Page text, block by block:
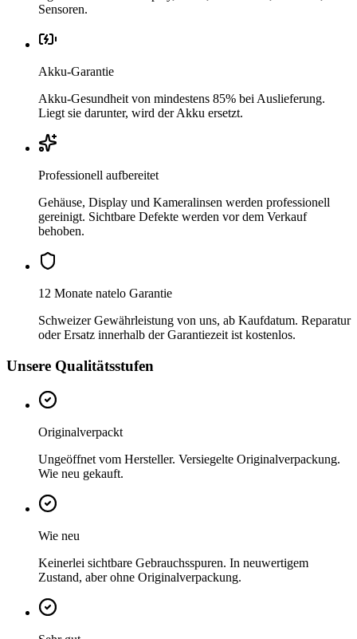
Sensoren.
Akku-Garantie
Akku-Gesundheit von mindestens 85% bei Auslieferung.
Liegt sie darunter, wird der Akku ersetzt.
Professionell aufbereitet
Gehäuse, Display und Kameralinsen werden professionell
gereinigt. Sichtbare Defekte werden vor dem Verkauf
behoben.
12 Monate natelo Garantie
Schweizer Gewährleistung von uns, ab Kaufdatum. Reparatur
oder Ersatz innerhalb der Garantiezeit ist kostenlos.
Unsere Qualitätsstufen
Originalverpackt
Ungeöffnet vom Hersteller. Versiegelte Originalverpackung.
Wie neu gekauft.
Wie neu
Keinerlei sichtbare Gebrauchsspuren. In neuwertigem
Zustand, aber ohne Originalverpackung.